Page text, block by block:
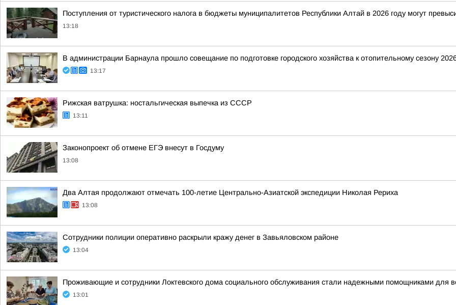
Поступления от туристического налога в бюджеты муниципалитетов Республики Алтай в 2026 году могут
13:18
В администрации Барнаула прошло совещание по подготовке городского хозяйства к отопительному сезону
13:17
Рижская ватрушка: ностальгическая выпечка из СССР
13:11
Законопроект об отмене ЕГЭ внесут в Госдуму
13:08
Два Алтая продолжают отмечать 100-летие Центрально-Азиатской экспедиции Николая Рериха
13:08
Сотрудники полиции оперативно раскрыли кражу денег в Завьяловском районе
13:04
Проживающие и сотрудники Локтевского дома социального обслуживания стали надежными помощниками
13:01